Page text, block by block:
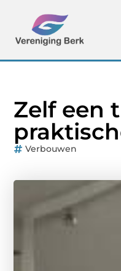
Zelf een
Verbouwen